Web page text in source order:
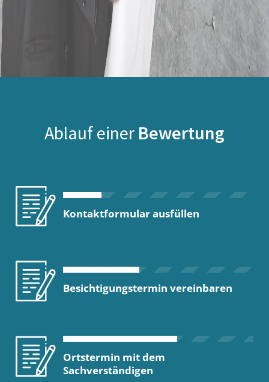
Ablauf einer Bewertung
Kontaktformular ausfüllen
Besichtigungstermin vereinbaren
Ortstermin mit dem
Sachverständigen